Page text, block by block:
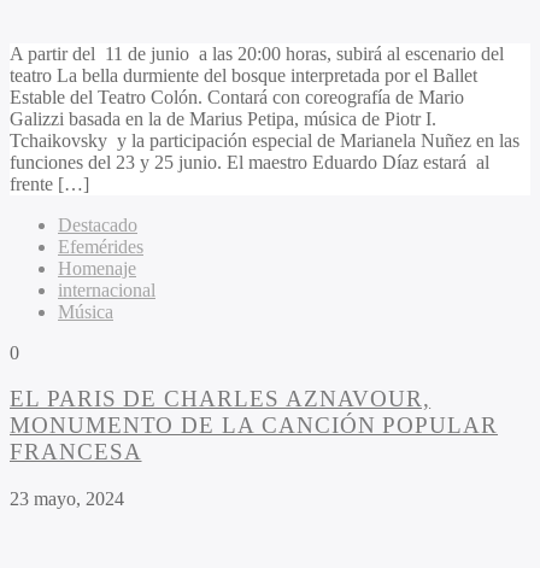
A partir del 11 de junio a las 20:00 horas, subirá al escenario del
teatro La bella durmiente del bosque interpretada por el Ballet
Estable del Teatro Colón. Contará con coreografía de Mario
Galizzi basada en la de Marius Petipa, música de Piotr I.
Tchaikovsky y la participación especial de Marianela Nuñez en las
funciones del 23 y 25 junio. El maestro Eduardo Díaz estará al
frente […]
Destacado
Efemérides
Homenaje
internacional
Música
0
EL PARIS DE CHARLES AZNAVOUR,
MONUMENTO DE LA CANCIÓN POPULAR
FRANCESA
23 mayo, 2024